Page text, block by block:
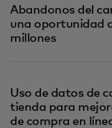
Abandonos del
una oportunidad
millones
Uso de datos de
tienda para
de compra en